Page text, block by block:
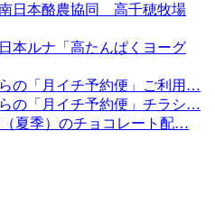
日本酪農協同 高千穂牧場
本ルナ「高たんぱくヨーグ
らの「月イチ予約便」ご利用…
らの「月イチ予約便」チラシ…
（夏季）のチョコレート配…